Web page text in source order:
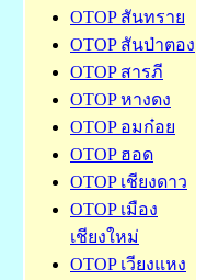
OTOP สันทราย
OTOP สันป่าตอง
OTOP สารภี
OTOP หางดง
OTOP อมก๋อย
OTOP ฮอด
OTOP เชียงดาว
OTOP เมือง
เชียงใหม่
OTOP เวียงแหง